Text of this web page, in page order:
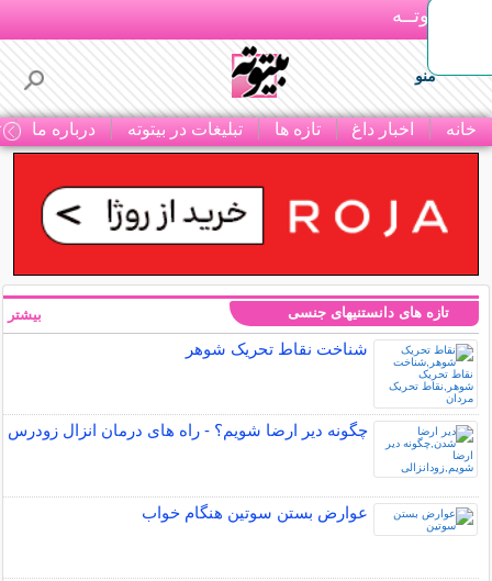
بـیتوتــه
منو
خانه اخبار داغ تازه ها تبلیغات در بیتوته درباره ما
تازه های دانستنیهای جنسی
شناخت نقاط تحریک شوهر
چگونه دیر ارضا شویم؟ - راه های درمان انزال زودرس
عوارض بستن سوتین هنگام خواب
بیشتر